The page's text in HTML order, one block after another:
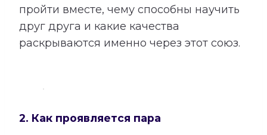
пройти вместе, чему способны научить
друг друга и какие качества
раскрываются именно через этот союз.
2. Как проявляется пара